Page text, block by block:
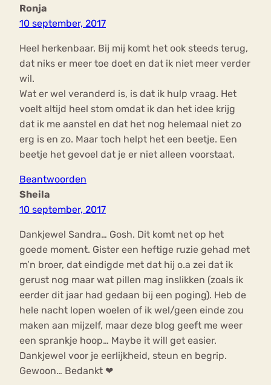
Ronja
10 september, 2017
Heel herkenbaar. Bij mij komt het ook steeds terug,
dat niks er meer toe doet en dat ik niet meer verder
wil.
Wat er wel veranderd is, is dat ik hulp vraag. Het
voelt altijd heel stom omdat ik dan het idee krijg
dat ik me aanstel en dat het nog helemaal niet zo
erg is en zo. Maar toch helpt het een beetje. Een
beetje het gevoel dat je er niet alleen voorstaat.
Beantwoorden
Sheila
10 september, 2017
Dankjewel Sandra… Gosh. Dit komt net op het
goede moment. Gister een heftige ruzie gehad met
m’n broer, dat eindigde met dat hij o.a zei dat ik
gerust nog maar wat pillen mag inslikken (zoals ik
eerder dit jaar had gedaan bij een poging). Heb de
hele nacht lopen woelen of ik wel/geen einde zou
maken aan mijzelf, maar deze blog geeft me weer
een sprankje hoop… Maybe it will get easier.
Dankjewel voor je eerlijkheid, steun en begrip.
Gewoon… Bedankt ❤